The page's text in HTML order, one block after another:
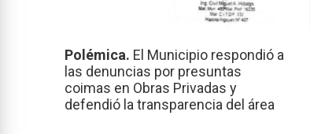
Polémica. El Municipio respondió a
las denuncias por presuntas
coimas en Obras Privadas y
defendió la transparencia del área